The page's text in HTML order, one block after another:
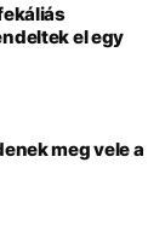
el egy
meg vele a